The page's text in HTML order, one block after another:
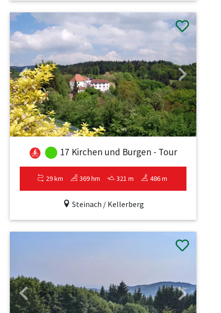
Previous Next
17 Kirchen und Burgen - Tour
29 km 369 hm 321 m 486 m
Steinach / Kellerberg
Previous Next